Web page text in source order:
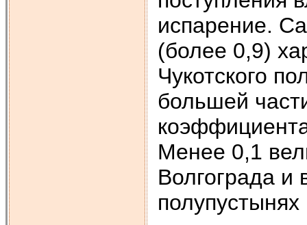
испарение.
(более 0,9)
Чукотского
большей
Менее 0,1
Волгограда и